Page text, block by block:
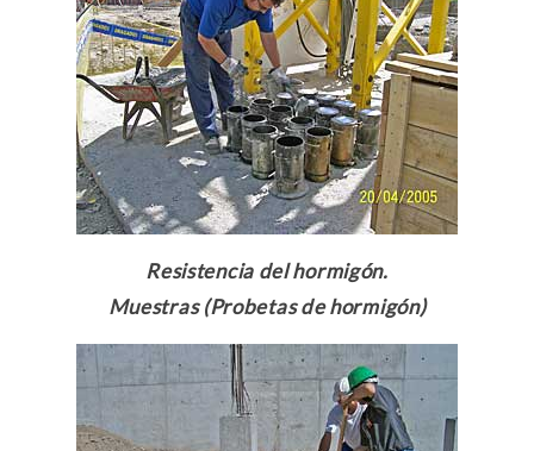
Resistencia del hormigón.
Muestras (Probetas de hormigón)